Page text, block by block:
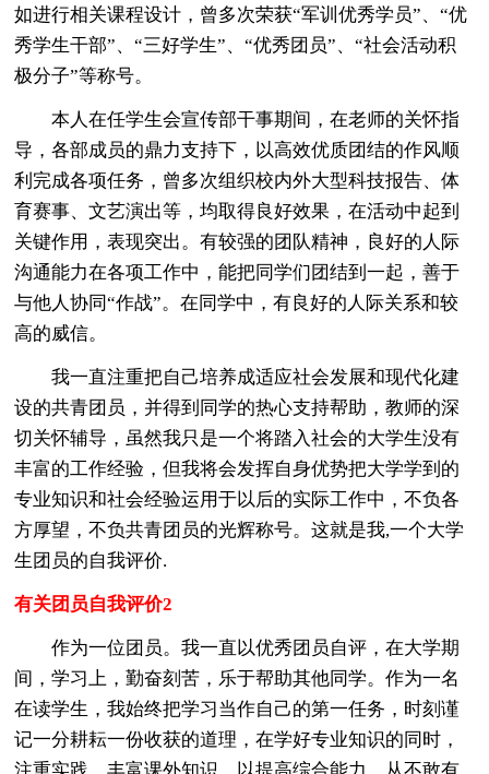
如进行相关课程设计，曾多次荣获“军训优秀学员”、“优
秀学生干部”、“三好学生”、“优秀团员”、“社会活动积
极分子”等称号。
本人在任学生会宣传部干事期间，在老师的关怀指
导，各部成员的鼎力支持下，以高效优质团结的作风顺
利完成各项任务，曾多次组织校内外大型科技报告、体
育赛事、文艺演出等，均取得良好效果，在活动中起到
关键作用，表现突出。有较强的团队精神，良好的人际
沟通能力在各项工作中，能把同学们团结到一起，善于
与他人协同“作战”。在同学中，有良好的人际关系和较
高的威信。
我一直注重把自己培养成适应社会发展和现代化建
设的共青团员，并得到同学的热心支持帮助，教师的深
切关怀辅导，虽然我只是一个将踏入社会的大学生没有
丰富的工作经验，但我将会发挥自身优势把大学学到的
专业知识和社会经验运用于以后的实际工作中，不负各
方厚望，不负共青团员的光辉称号。这就是我,一个大学
生团员的自我评价.
有关团员自我评价2
作为一位团员。我一直以优秀团员自评，在大学期
间，学习上，勤奋刻苦，乐于帮助其他同学。作为一名
在读学生，我始终把学习当作自己的第一任务，时刻谨
记一分耕耘一份收获的道理，在学好专业知识的同时，
注重实践、丰富课外知识，以提高综合能力，从不敢有